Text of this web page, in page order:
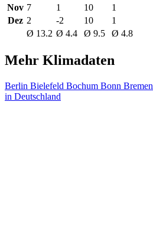
Nov 7 1 10
1
Dez 2 -2 10
1
Ø 13.2 Ø 4.4 Ø 9.5 Ø 4.8
Mehr Klimadaten
Berlin Bielefeld Bochum Bonn Bremen
in Deutschland